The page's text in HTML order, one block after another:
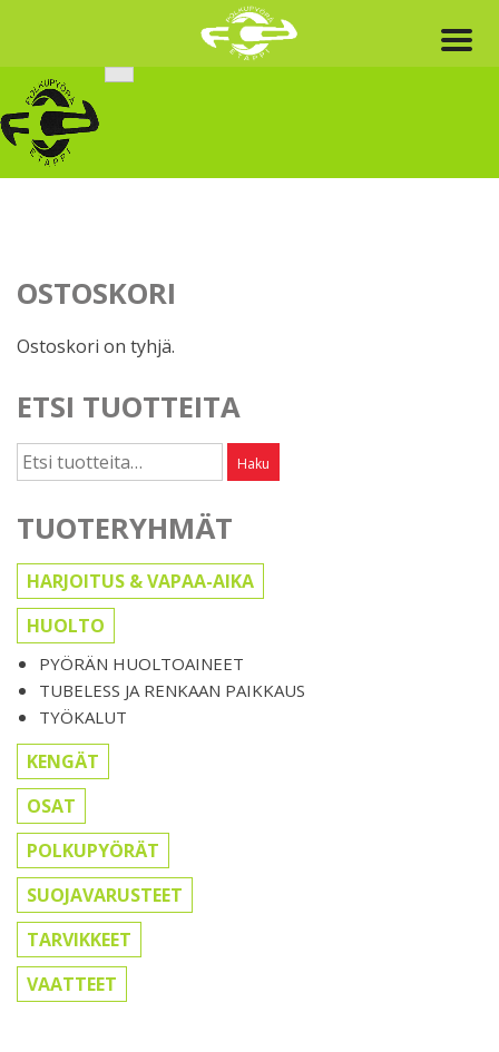
content
OSTOSKORI
Ostoskori on tyhjä.
ETSI TUOTTEITA
Etsi: Haku
TUOTERYHMÄT
HARJOITUS & VAPAA-AIKA
HUOLTO
PYÖRÄN HUOLTOAINEET
TUBELESS JA RENKAAN PAIKKAUS
TYÖKALUT
KENGÄT
OSAT
POLKUPYÖRÄT
SUOJAVARUSTEET
TARVIKKEET
VAATTEET